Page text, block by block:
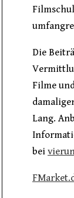
Die
Filme
Lang.
bei